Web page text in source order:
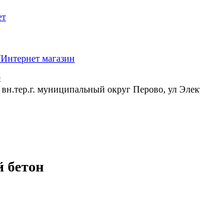
Интернет магазин
муниципальный округ Перово, ул
бетон